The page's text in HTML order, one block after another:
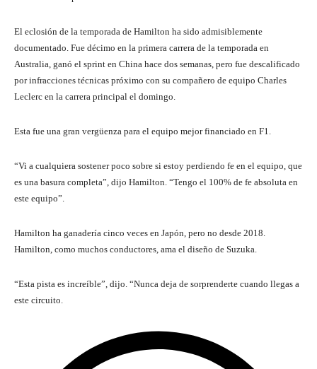
El eclosión de la temporada de Hamilton ha sido admisiblemente
documentado. Fue décimo en la primera carrera de la temporada en
Australia, ganó el sprint en China hace dos semanas, pero fue descalificado
por infracciones técnicas próximo con su compañero de equipo Charles
Leclerc en la carrera principal el domingo.
Esta fue una gran vergüenza para el equipo mejor financiado en F1.
“Vi a cualquiera sostener poco sobre si estoy perdiendo fe en el equipo, que
es una basura completa”, dijo Hamilton. “Tengo el 100% de fe absoluta en
este equipo”.
Hamilton ha ganadería cinco veces en Japón, pero no desde 2018.
Hamilton, como muchos conductores, ama el diseño de Suzuka.
“Esta pista es increíble”, dijo. “Nunca deja de sorprenderte cuando llegas a
este circuito.